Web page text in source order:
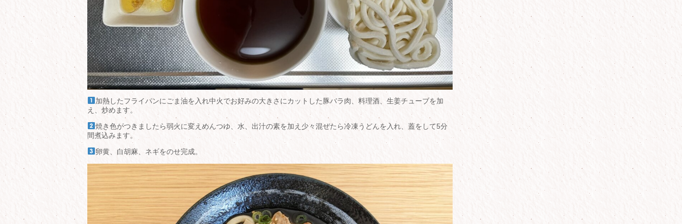
加熱したフライパンにごま油を入れ中火でお好みの大きさにカットした豚バラ肉、料理酒、生姜チューブを加
え、炒めます。
焼き色がつきましたら弱火に変えめんつゆ、水、出汁の素を加え少々混ぜたら冷凍うどんを入れ、蓋をして5分
間煮込みます。
卵黄、白胡麻、ネギをのせ完成。